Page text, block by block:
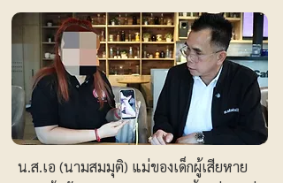
น.ส.เอ (นามสมมุติ) แม่ของเด็กผู้เสียหาย